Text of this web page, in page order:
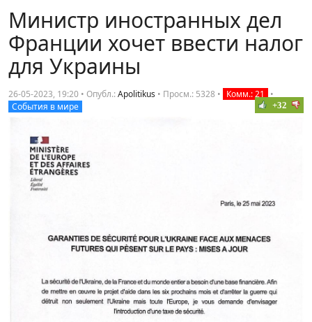
Министр иностранных дел
Франции хочет ввести налог
для Украины
26-05-2023, 19:20 • Опубл.:Apolitikus • Просм.: 5328 • Комм.: 21
•
События в мире
+32